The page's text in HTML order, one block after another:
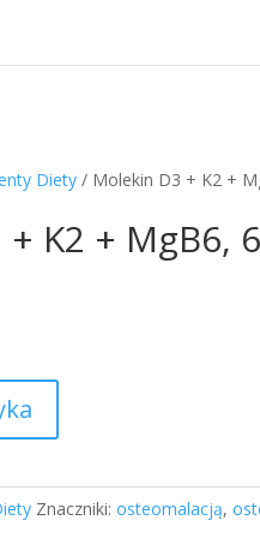
Diety / Molekin D3 + K2 +
K2 + MgB6,
Znaczniki:osteomalacją,